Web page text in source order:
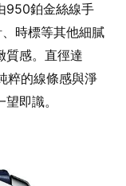
950鉑金絲線手
時標等其他細膩
質感。直徑達
粹的線條感與淨
即識。